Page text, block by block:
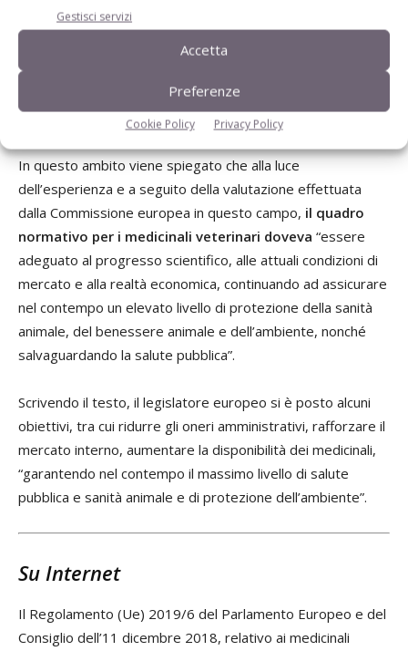
Gestisci servizi
Accetta
Preferenze
Cookie Policy Privacy Policy
perché si è arrivati a una nuova normativa sui
? È lo stesso regolamento che lo spiega
attraverso i “considerando”, ovvero le annotazioni
preliminari ed esplicative che introducono il testo
normativo vero e proprio.
In questo ambito viene spiegato che alla luce
dell’esperienza e a seguito della valutazione effettuata
dalla Commissione europea in questo campo, il quadro
normativo per i medicinali veterinari doveva “essere
adeguato al progresso scientifico, alle attuali condizioni di
mercato e alla realtà economica, continuando ad assicurare
nel contempo un elevato livello di protezione della sanità
animale, del benessere animale e dell’ambiente, nonché
salvaguardando la salute pubblica”.
Scrivendo il testo, il legislatore europeo si è posto alcuni
obiettivi, tra cui ridurre gli oneri amministrativi, rafforzare il
mercato interno, aumentare la disponibilità dei medicinali,
“garantendo nel contempo il massimo livello di salute
pubblica e sanità animale e di protezione dell’ambiente”.
Su Internet
Il Regolamento (Ue) 2019/6 del Parlamento Europeo e del
Consiglio dell’11 dicembre 2018, relativo ai medicinali